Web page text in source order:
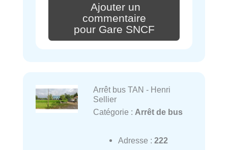
Ajouter un
commentaire
pour Gare SNCF
Arrêt bus TAN - Henri
Sellier
Catégorie : Arrêt de bus
Adresse : 222